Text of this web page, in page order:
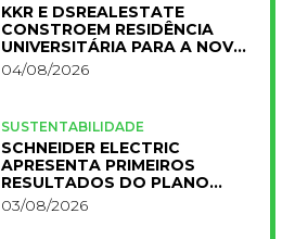
KKR E DSREALESTATE
CONSTROEM RESIDÊNCIA
UNIVERSITÁRIA PARA A NOVA
FCT
04/08/2026
SUSTENTABILIDADE
SCHNEIDER ELECTRIC
APRESENTA PRIMEIROS
RESULTADOS DO PLANO
IMPACT 2030
03/08/2026